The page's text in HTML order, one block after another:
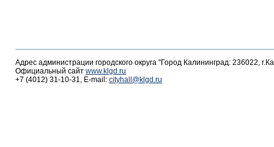
Адрес администрации городского округа "Город Калининград: 236022,
Официальный сайт www.klgd.ru
+7 (4012) 31-10-31, E-mail: cityhall@klgd.ru